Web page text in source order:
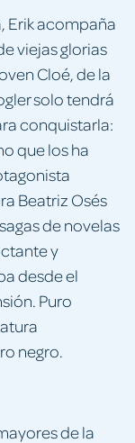
Erik acompaña
viejas glorias
Cloé, de la
solo tendrá
conquistarla:
que los ha
Beatriz Osés
de novelas
y
desde el
Puro
negro.
de la